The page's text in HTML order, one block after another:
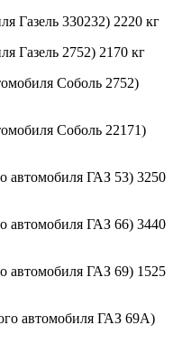
Газель 330232) 2220 кг
Газель 2752) 2170 кг
Соболь 2752)
Соболь 22171)
автомобиля ГАЗ 53) 3250
автомобиля ГАЗ 66) 3440
автомобиля ГАЗ 69) 1525
автомобиля ГАЗ 69А)